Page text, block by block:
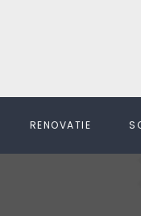
RENOVATIE